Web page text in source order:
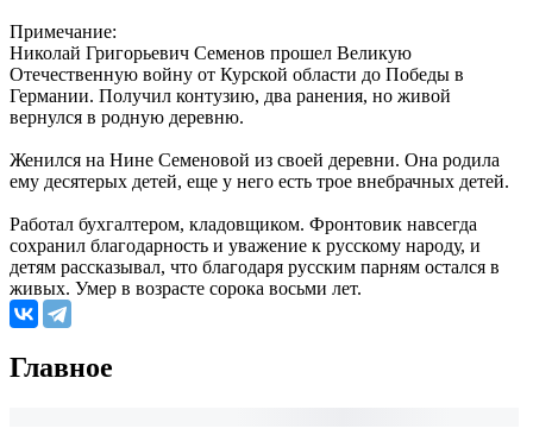
Примечание:
Николай Григорьевич Семенов прошел Великую
Отечественную войну от Курской области до Победы в
Германии. Получил контузию, два ранения, но живой
вернулся в родную деревню.
Женился на Нине Семеновой из своей деревни. Она родила
ему десятерых детей, еще у него есть трое внебрачных детей.
Работал бухгалтером, кладовщиком. Фронтовик навсегда
сохранил благодарность и уважение к русскому народу, и
детям рассказывал, что благодаря русским парням остался в
живых. Умер в возрасте сорока восьми лет.
Главное